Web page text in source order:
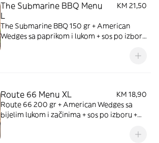
The Submarine BBQ Menu
L
KM 21,50
The Submarine BBQ 150 gr + American
Wedges sa paprikom i lukom + sos po izboru
Route 66 Menu XL
KM 18,90
Route 66 200 gr + American Wedges sa
bijelim lukom i začinima + sos po izboru +